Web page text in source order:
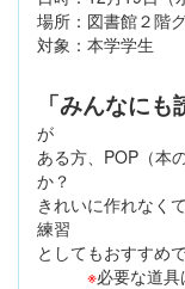
場所：図書館２階
対象：本学学生
「みんなにも
が
ある方、POP（本
か？
きれいに作れなく
練習
としてもおすすめ
※必要な道